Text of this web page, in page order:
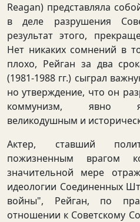
Reagan) представляла
в деле разрушения
результат этого,
Нет никаких сомнений в
плохо, Рейган за два
(1981-1988 гг.) сыграл
но утверждение, что он
коммунизм, явно
великодушным и
Актер, ставший
пожизненным врагом
значительной мере
идеологии Соединенных
войны", Рейган, по
отношении к Советскому